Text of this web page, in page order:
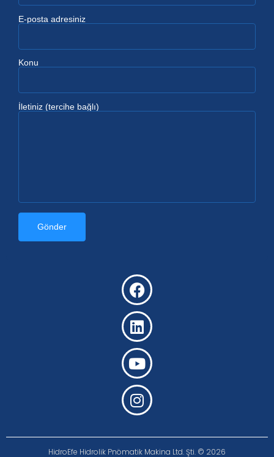
E-posta adresiniz
Konu
İletiniz (tercihe bağlı)
HidroEfe Hidrolik Pnömatik Makina Ltd. Şti. © 2026